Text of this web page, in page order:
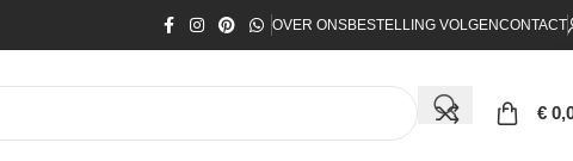
OVER ONSBESTELLING VOLGENCONTACT
€